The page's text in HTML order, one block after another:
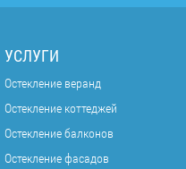
УСЛУГИ
Остекление веранд
Остекление коттеджей
Остекление балконов
Остекление фасадов